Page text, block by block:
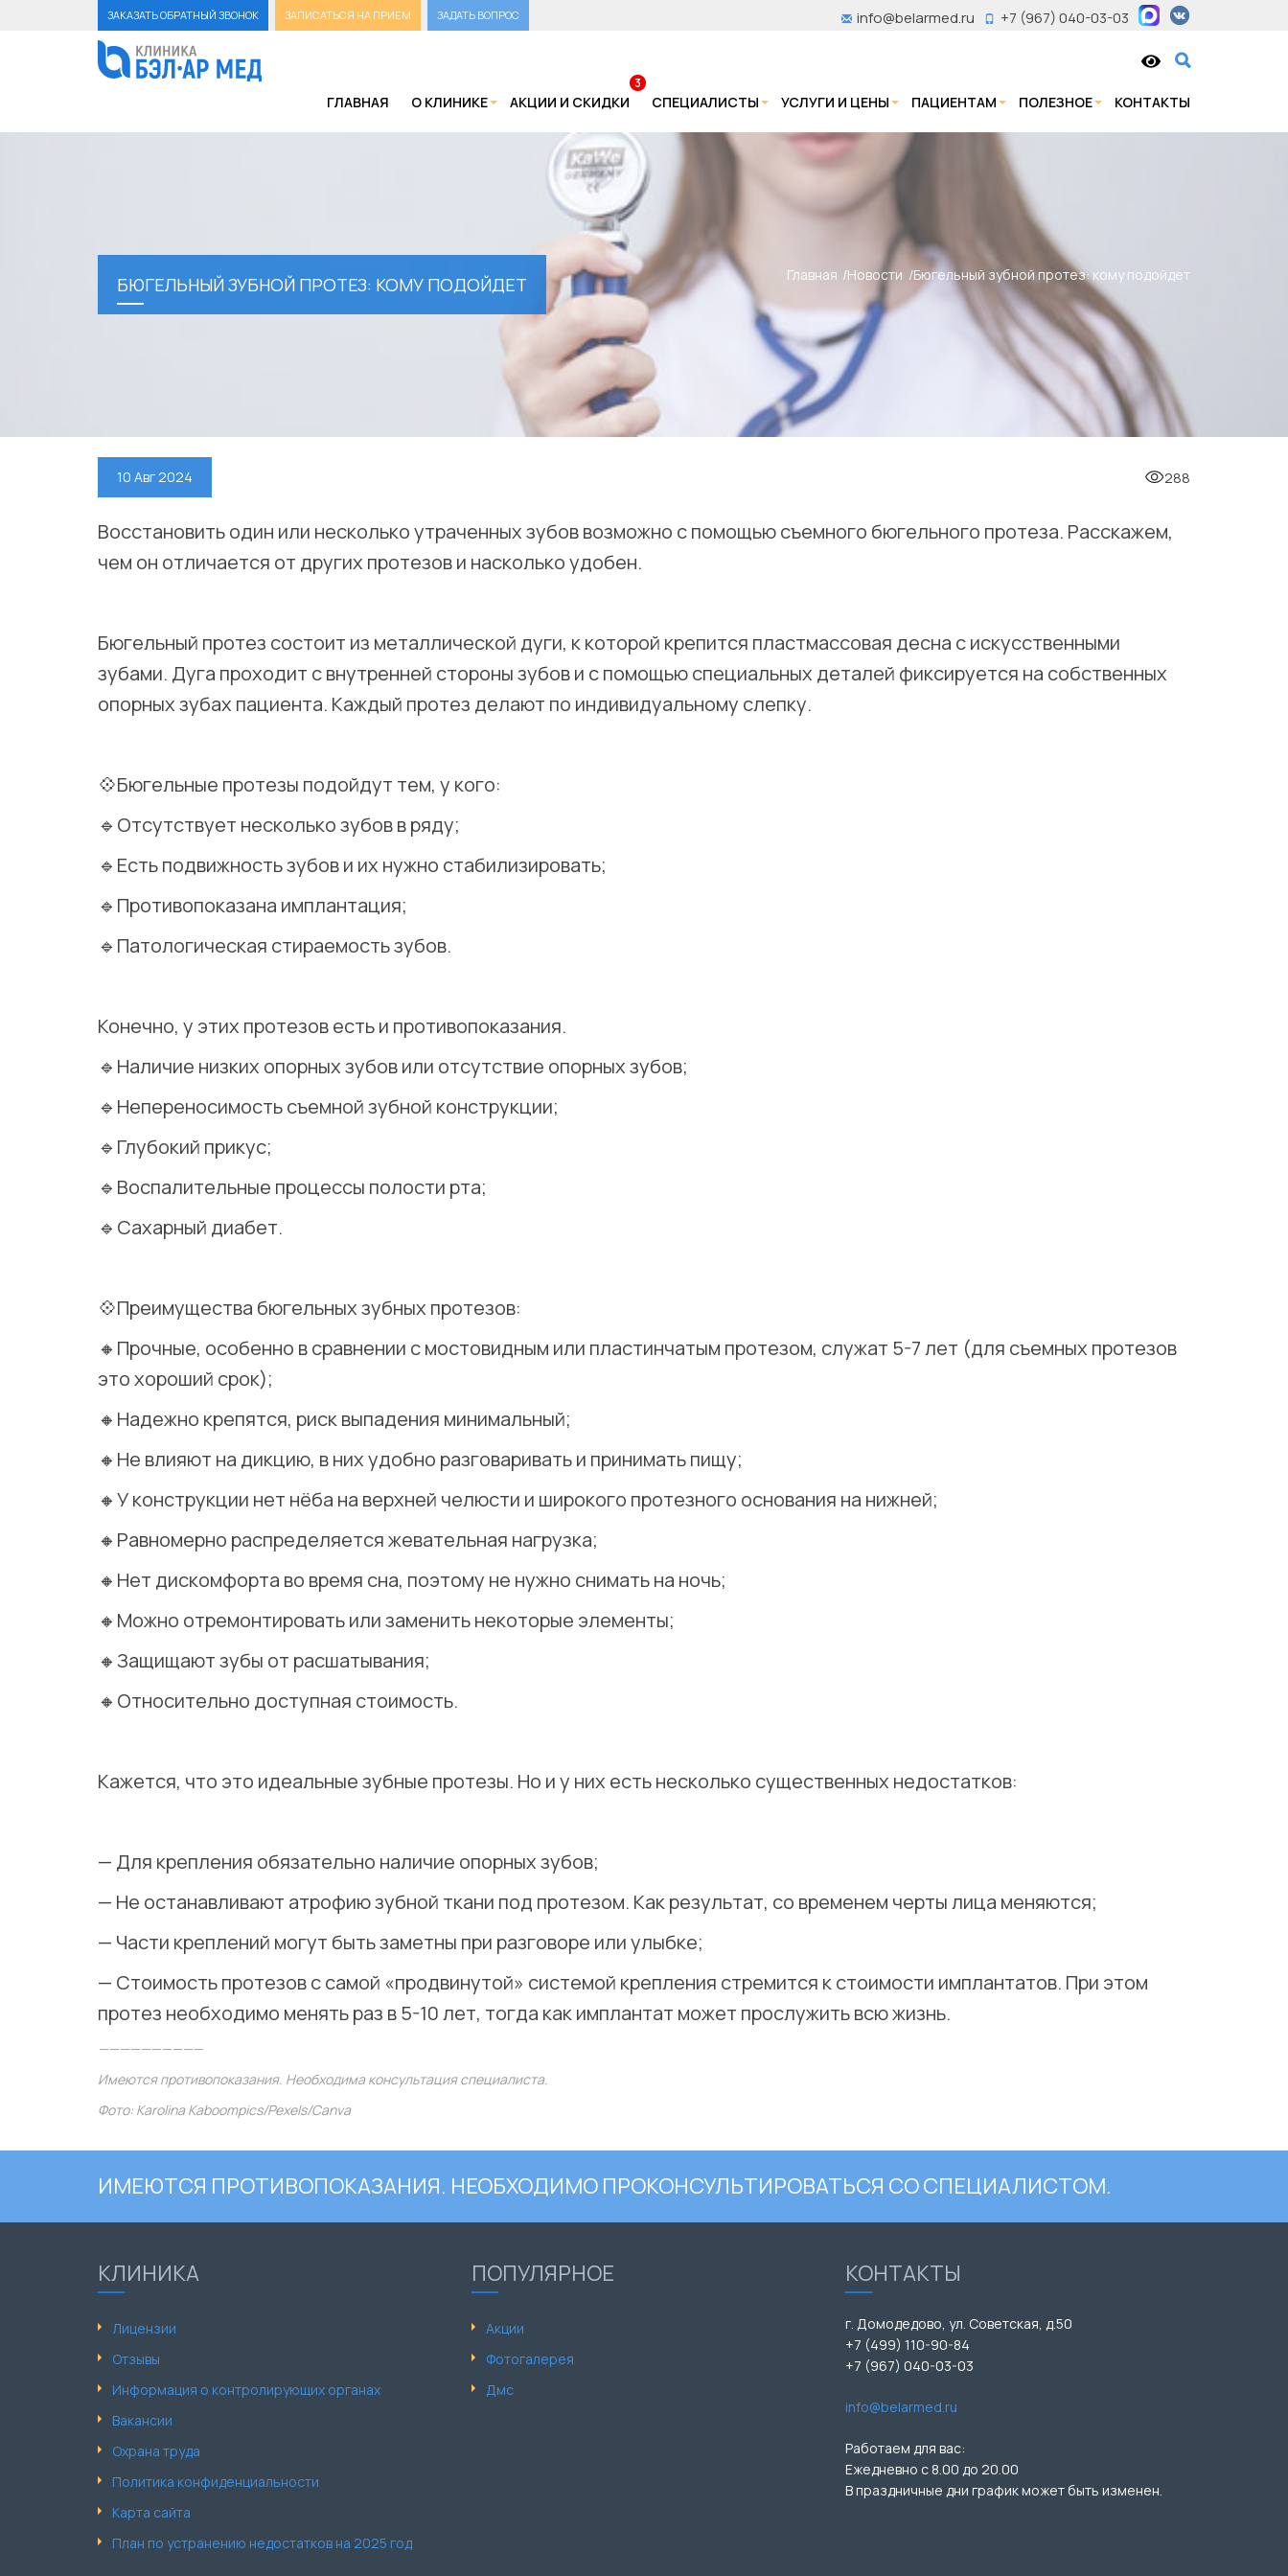
ЗАКАЗАТЬ ОБРАТНЫЙ ЗВОНОК ЗАПИСАТЬСЯ НА ПРИЕМ ЗАДАТЬ ВОПРОС +7 (967) 040-03-03
info@belarmed.ru
ГЛАВНАЯ О КЛИНИКЕ АКЦИИ И СКИДКИ
3
СПЕЦИАЛИСТЫ УСЛУГИ И ЦЕНЫ ПАЦИЕНТАМ ПОЛЕЗНОЕ КОНТАКТЫ
БЮГЕЛЬНЫЙ ЗУБНОЙ ПРОТЕЗ: КОМУ ПОДОЙДЕТ Главная Новости Бюгельный зубной протез: кому подойдет
10 Авг 2024 288
Восстановить один или несколько утраченных зубов возможно с помощью съемного бюгельного протеза. Расскажем,
чем он отличается от других протезов и насколько удобен.
Бюгельный протез состоит из металлической дуги, к которой крепится пластмассовая десна с искусственными
зубами. Дуга проходит с внутренней стороны зубов и с помощью специальных деталей фиксируется на собственных
опорных зубах пациента. Каждый протез делают по индивидуальному слепку.
💠Бюгельные протезы подойдут тем, у кого:
🔹Отсутствует несколько зубов в ряду;
🔹Есть подвижность зубов и их нужно стабилизировать;
🔹Противопоказана имплантация;
🔹Патологическая стираемость зубов.
Конечно, у этих протезов есть и противопоказания.
🔹Наличие низких опорных зубов или отсутствие опорных зубов;
🔹Непереносимость съемной зубной конструкции;
🔹Глубокий прикус;
🔹Воспалительные процессы полости рта;
🔹Сахарный диабет.
💠Преимущества бюгельных зубных протезов:
🔸Прочные, особенно в сравнении с мостовидным или пластинчатым протезом, служат 5-7 лет (для съемных протезов
это хороший срок);
🔸Надежно крепятся, риск выпадения минимальный;
🔸Не влияют на дикцию, в них удобно разговаривать и принимать пищу;
🔸У конструкции нет нёба на верхней челюсти и широкого протезного основания на нижней;
🔸Равномерно распределяется жевательная нагрузка;
🔸Нет дискомфорта во время сна, поэтому не нужно снимать на ночь;
🔸Можно отремонтировать или заменить некоторые элементы;
🔸Защищают зубы от расшатывания;
🔸Относительно доступная стоимость.
Кажется, что это идеальные зубные протезы. Но и у них есть несколько существенных недостатков:
— Для крепления обязательно наличие опорных зубов;
— Не останавливают атрофию зубной ткани под протезом. Как результат, со временем черты лица меняются;
— Части креплений могут быть заметны при разговоре или улыбке;
— Стоимость протезов с самой «продвинутой» системой крепления стремится к стоимости имплантатов. При этом
протез необходимо менять раз в 5-10 лет, тогда как имплантат может прослужить всю жизнь.
——————————
Имеются противопоказания. Необходима консультация специалиста.
Фото: Karolina Kaboompics/Pexels/Canva
ИМЕЮТСЯ ПРОТИВОПОКАЗАНИЯ. НЕОБХОДИМО ПРОКОНСУЛЬТИРОВАТЬСЯ СО СПЕЦИАЛИСТОМ.
КЛИНИКА
Лицензии
Отзывы
Информация о контролирующих органах
Вакансии
Охрана труда
Политика конфиденциальности
Карта сайта
План по устранению недостатков на 2025 год
ПОПУЛЯРНОЕ
Акции
Фотогалерея
Дмс
КОНТАКТЫ
г. Домодедово, ул. Советская, д.50
+7 (499) 110-90-84
+7 (967) 040-03-03
info@belarmed.ru
Работаем для вас:
Ежедневно с 8.00 до 20.00
В праздничные дни график может быть изменен.